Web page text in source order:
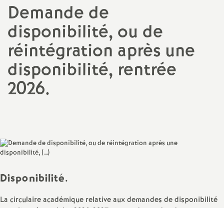
N
a
o
a
Demande de
disponibilité, ou de
réintégration après une
disponibilité, rentrée
2026.
Disponibilité.
La circulaire académique relative aux demandes de disponibilité